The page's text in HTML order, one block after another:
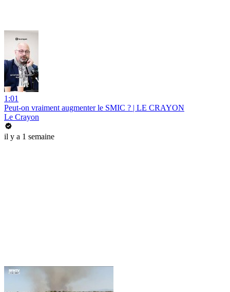
1:01
Peut-on vraiment augmenter le SMIC ? | LE CRAYON
Le Crayon
il y a 1 semaine